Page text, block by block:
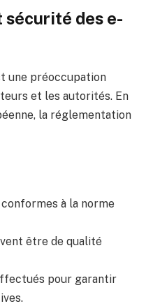
des e-
une préoccupation
et les autorités. En
la réglementation
à la norme
être de qualité
pour garantir